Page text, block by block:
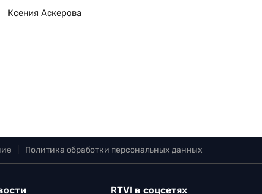
Ксения Аскерова
Политика обработки персональных данных
RTVI в соцсетях